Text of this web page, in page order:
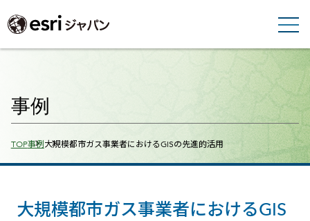
事例
Breadcrumbs
TOP事例大規模都市ガス事業者におけるGISの先進的活用
大規模都市ガス事業者におけるGIS